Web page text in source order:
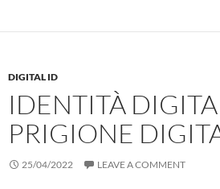
DIGITAL ID
IDENTITÀ
PRIGIONE
25/04/2022 LEAVE A COMMENT